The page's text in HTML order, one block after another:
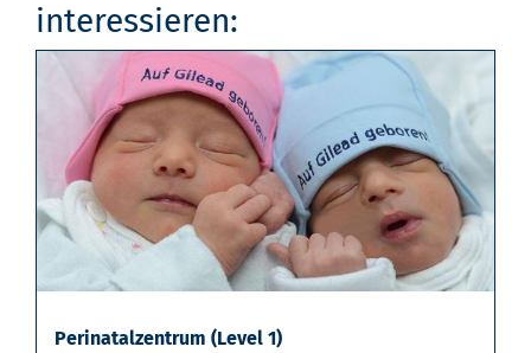
interessieren:
Perinatalzentrum (Level 1)